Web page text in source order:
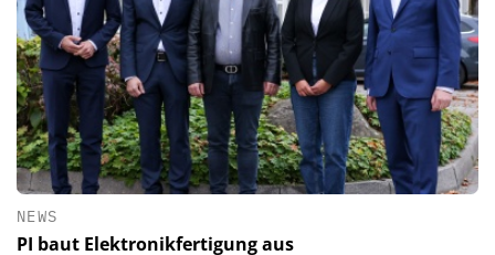
NEWS
PI baut Elektronikfertigung aus